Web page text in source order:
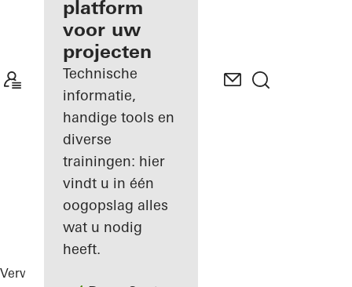
gevelfabrikant
Ontdek
Mijn
Werkplek
platform
voor uw
projecten
Technische
informatie,
handige tools en
diverse
trainingen: hier
vindt u in één
oogopslag alles
wat u nodig
heeft.
Verwerkers